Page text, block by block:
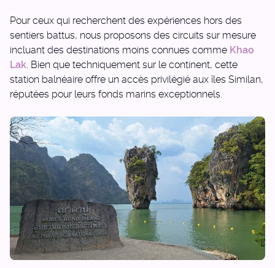
Pour ceux qui recherchent des expériences hors des
sentiers battus, nous proposons des circuits sur mesure
incluant des destinations moins connues comme Khao
Lak. Bien que techniquement sur le continent, cette
station balnéaire offre un accès privilégié aux îles Similan,
réputées pour leurs fonds marins exceptionnels.